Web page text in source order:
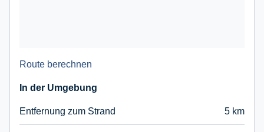
Route berechnen
In der Umgebung
Entfernung zum Strand 5 km